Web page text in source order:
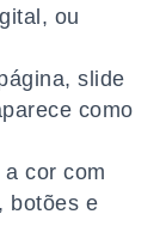
ou
slide
como
a cor com
botões e